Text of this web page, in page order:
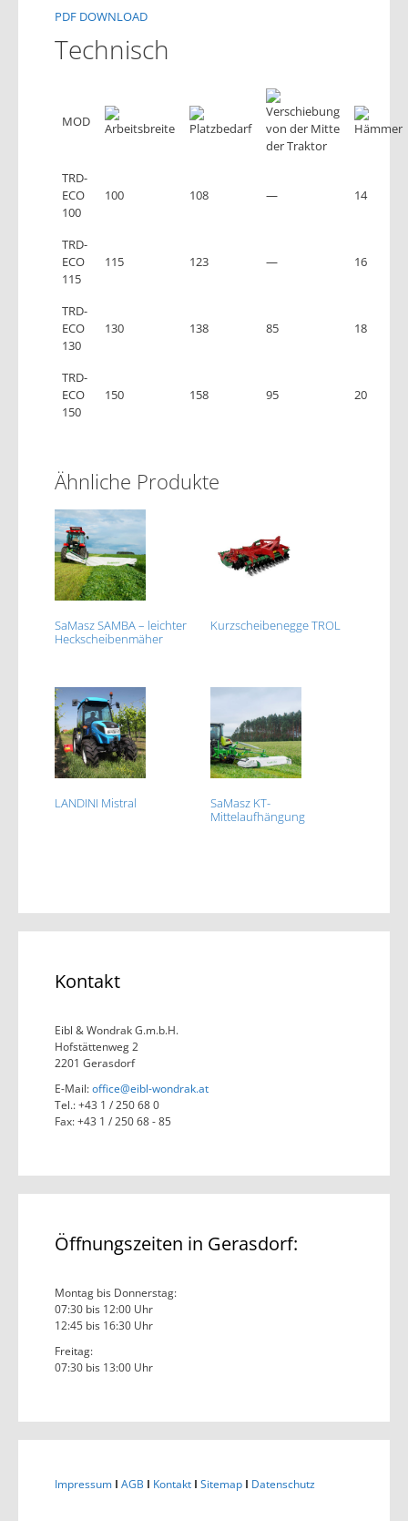
PDF DOWNLOAD
Technisch
MOD
TRD-
ECO
100
100 108 — 14
TRD-
ECO
115
115 123 — 16
TRD-
ECO
130
130 138 85 18
TRD-
ECO
150
150 158 95 20
Ähnliche Produkte
SaMasz SAMBA – leichter
Heckscheibenmäher
Kurzscheibenegge TROL
LANDINI Mistral
SaMasz KT-
Mittelaufhängung
Kontakt
Eibl & Wondrak G.m.b.H.
Hofstättenweg 2
2201 Gerasdorf
E-Mail:office@eibl-wondrak.at
Tel.: +43 1 / 250 68 0
Fax: +43 1 / 250 68 - 85
Öffnungszeiten in Gerasdorf:
Montag bis Donnerstag:
07:30 bis 12:00 Uhr
12:45 bis 16:30 Uhr
Freitag:
07:30 bis 13:00 Uhr
Impressum I AGB I Kontakt I Sitemap I Datenschutz